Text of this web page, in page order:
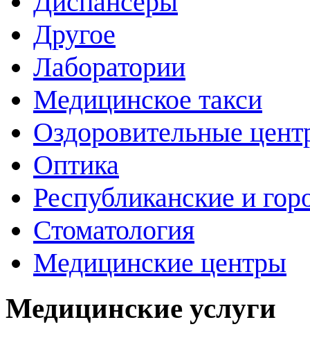
Другое
Лаборатории
Медицинское такси
Оздоровительные
Оптика
Республиканские и
Стоматология
Медицинские центры
Медицинские услуги